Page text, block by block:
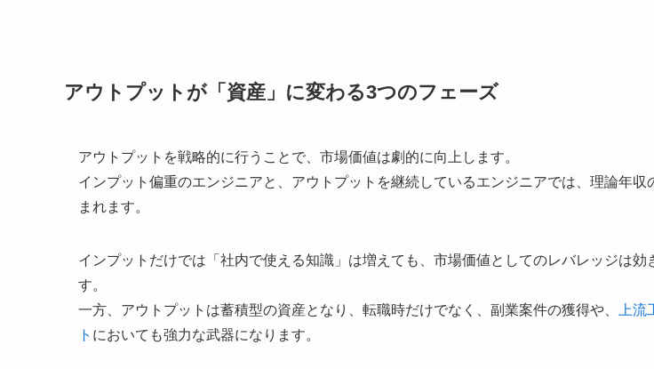
アウトプットが「資産」に変わる3つのフェーズ
アウトプットを戦略的に行うことで、市場価値は劇的に向上します。
インプット偏重のエンジニアと、アウトプットを継続しているエンジニアでは、理論年収
まれます。
インプットだけでは「社内で使える知識」は増えても、市場価値としてのレバレッジは効
す。
一方、アウトプットは蓄積型の資産となり、転職時だけでなく、副業案件の獲得や、
上
ト においても強力な武器になります。